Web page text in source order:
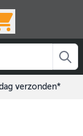
verzonden*